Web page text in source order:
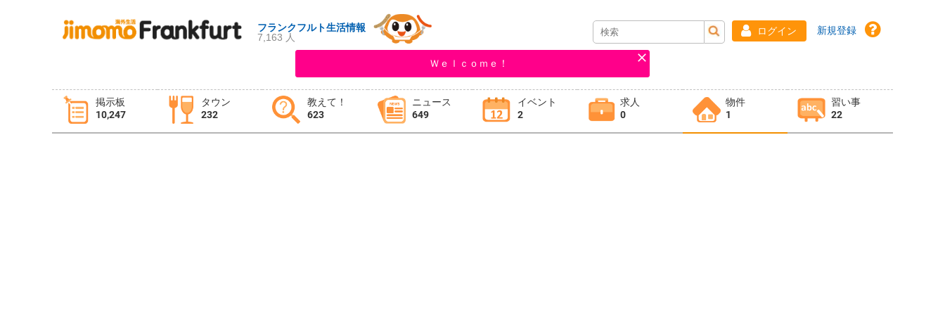
フランクフルト生活情報
7,163 人
ログイン 新規登録
Ｗｅｌｃｏｍｅ！
掲示板
10,247
タウン
232
教えて！
623
ニュース
649
イベント
2
求人
0
物件
1
習い事
22
タウン情報